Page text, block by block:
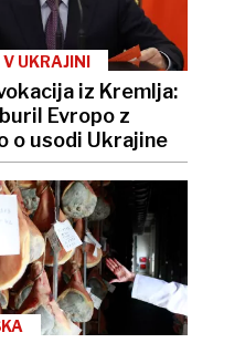
UKRAJINI
iz Kremlja:
Evropo z
o usodi Ukrajine